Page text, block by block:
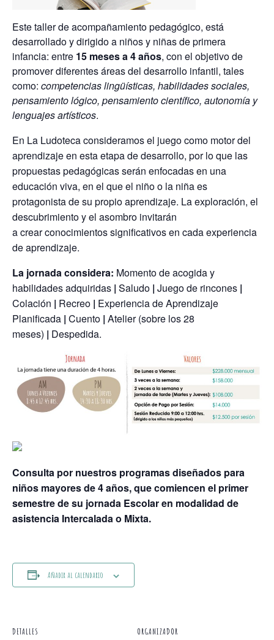
Este taller de acompañamiento pedagógico, está
desarrollado y dirigido a niños y niñas de primera
infancia: entre 15 meses a 4 años, con el objetivo de
promover diferentes áreas del desarrollo infantil, tales
como: competencias lingüísticas, habilidades sociales,
pensamiento lógico, pensamiento científico, autonomía y
lenguajes artísticos.
En La Ludoteca consideramos el juego como motor del
aprendizaje en esta etapa de desarrollo, por lo que las
propuestas pedagógicasserán enfocadas en una
educación viva, en el que el niño o la niña es
protagonista de su propio aprendizaje. La exploración, el
descubrimiento y el asombro invitarán
acrearconocimientos significativos en cada experiencia
de aprendizaje.
La jornada considera: Momento de acogida y
habilidades adquiridas | Saludo | Juego de rincones |
Colación | Recreo | Experiencia de Aprendizaje
Planificada | Cuento | Atelier (sobre los 28
meses) | Despedida.
Consulta por nuestros programas diseñados para
niños mayores de 4 años, que comiencen el primer
semestre de su jornada Escolar en modalidad de
asistencia Intercalada o Mixta.
Añadir al calendario
DETALLES ORGANIZADOR